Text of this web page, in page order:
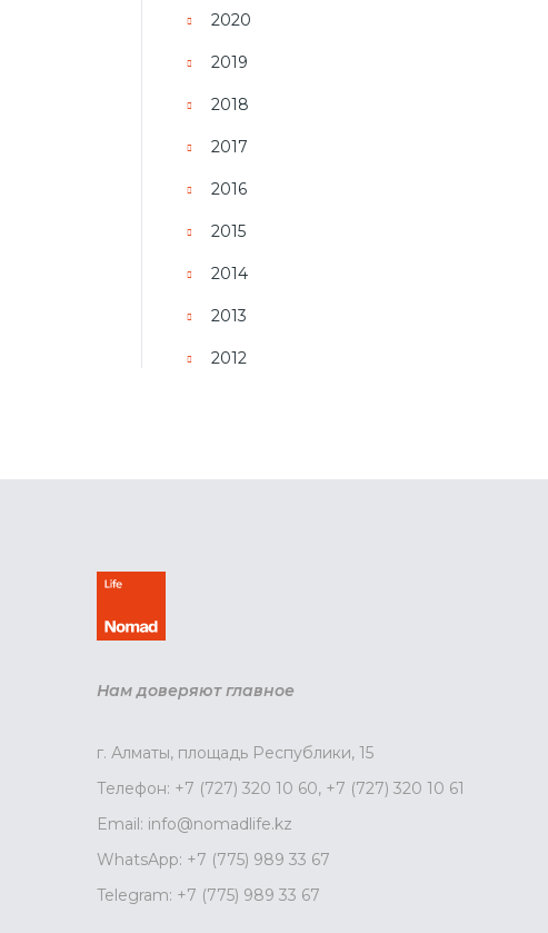
2020
2019
2018
2017
2016
2015
2014
2013
2012
Нам доверяют главное
г. Алматы, площадь Республики, 15
Телефон: +7 (727) 320 10 60, +7 (727) 320 10 61
Email: info@nomadlife.kz
WhatsApp: +7 (775) 989 33 67
Telegram: +7 (775) 989 33 67